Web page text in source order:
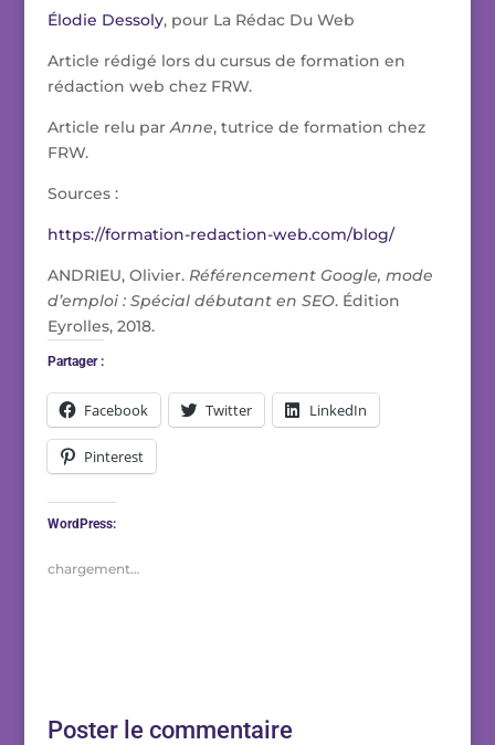
Élodie Dessoly, pour La Rédac Du Web
Article rédigé lors du cursus de formation en
rédaction web chez FRW.
Article relu parAnne, tutrice de formation chez
FRW.
Sources :
https://formation-redaction-web.com/blog/
ANDRIEU, Olivier. Référencement Google, mode
d’emploi : Spécial débutant en SEO. Édition
Eyrolles, 2018.
Partager :
Facebook Twitter LinkedIn
Pinterest
WordPress:
chargement…
Poster le commentaire